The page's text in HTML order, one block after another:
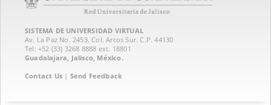
SISTEMA DE UNIVERSIDAD VIRTUAL
Av. La Paz No. 2453, Col. Arcos Sur. C.P. 44130
Tel: +52 (33) 3268 8888‏ ext. 18801
Guadalajara, Jalisco, México.
Contact Us | Send Feedback